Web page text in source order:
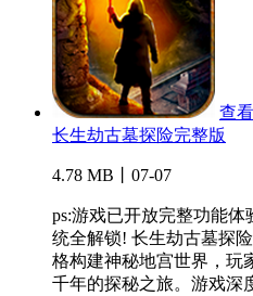
查看
长生劫古墓探险完整版
4.78 MB丨07-07
ps:游戏已开放完整功能
统全解锁! 长生劫古墓探
格构建神秘地宫世界，玩
千年的探秘之旅。游戏深